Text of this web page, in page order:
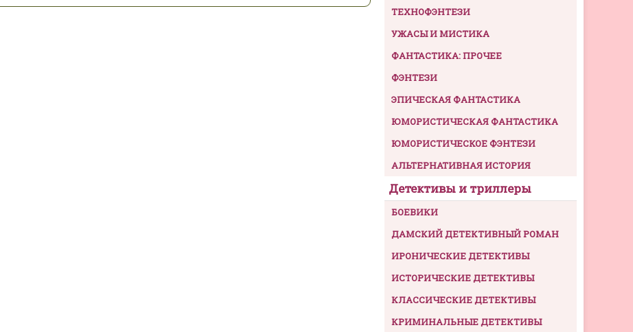
ТЕХНОФЭНТЕЗИ
УЖАСЫ И МИСТИКА
ФАНТАСТИКА: ПРОЧЕЕ
ФЭНТЕЗИ
ЭПИЧЕСКАЯ ФАНТАСТИКА
ЮМОРИСТИЧЕСКАЯ ФАНТАСТИКА
ЮМОРИСТИЧЕСКОЕ ФЭНТЕЗИ
АЛЬТЕРНАТИВНАЯ ИСТОРИЯ
Детективы и триллеры
БОЕВИКИ
ДАМСКИЙ ДЕТЕКТИВНЫЙ РОМАН
ИРОНИЧЕСКИЕ ДЕТЕКТИВЫ
ИСТОРИЧЕСКИЕ ДЕТЕКТИВЫ
КЛАССИЧЕСКИЕ ДЕТЕКТИВЫ
КРИМИНАЛЬНЫЕ ДЕТЕКТИВЫ